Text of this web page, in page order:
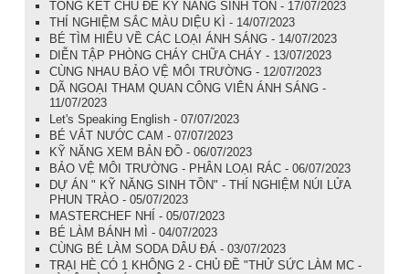
TỔNG KẾT CHỦ ĐỀ KỸ NĂNG SINH TỒN - 17/07/2023
THÍ NGHIỆM SẮC MÀU DIỆU KÌ - 14/07/2023
BÉ TÌM HIỂU VỀ CÁC LOẠI ÁNH SÁNG - 14/07/2023
DIỄN TẬP PHÒNG CHÁY CHỮA CHÁY - 13/07/2023
CÙNG NHAU BẢO VỆ MÔI TRƯỜNG - 12/07/2023
DÃ NGOẠI THAM QUAN CÔNG VIÊN ÁNH SÁNG -
11/07/2023
Let's Speaking English - 07/07/2023
BÉ VẮT NƯỚC CAM - 07/07/2023
KỸ NĂNG XEM BẢN ĐỒ - 06/07/2023
BẢO VỆ MÔI TRƯỜNG - PHÂN LOẠI RÁC - 06/07/2023
DỰ ÁN " KỸ NĂNG SINH TỒN" - THÍ NGHIỆM NÚI LỬA
PHUN TRÀO - 05/07/2023
MASTERCHEF NHÍ - 05/07/2023
BÉ LÀM BÁNH MÌ - 04/07/2023
CÙNG BÉ LÀM SODA DÂU ĐÁ - 03/07/2023
TRẠI HÈ CÓ 1 KHÔNG 2 - CHỦ ĐỀ "THỬ SỨC LÀM MC -